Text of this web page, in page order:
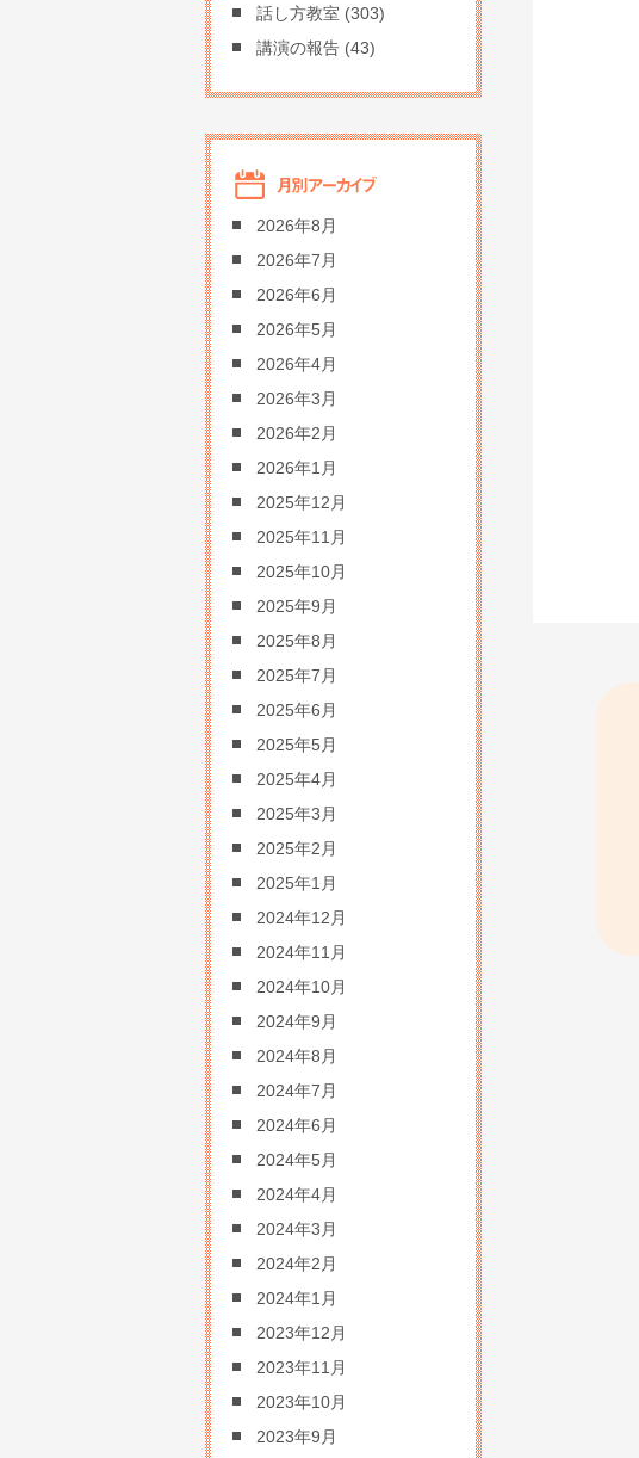
話し方教室 (303)
講演の報告 (43)
2026年8月
2026年7月
2026年6月
2026年5月
2026年4月
2026年3月
2026年2月
2026年1月
2025年12月
2025年11月
2025年10月
2025年9月
2025年8月
2025年7月
2025年6月
2025年5月
2025年4月
2025年3月
2025年2月
2025年1月
2024年12月
2024年11月
2024年10月
2024年9月
2024年8月
2024年7月
2024年6月
2024年5月
2024年4月
2024年3月
2024年2月
2024年1月
2023年12月
2023年11月
2023年10月
2023年9月